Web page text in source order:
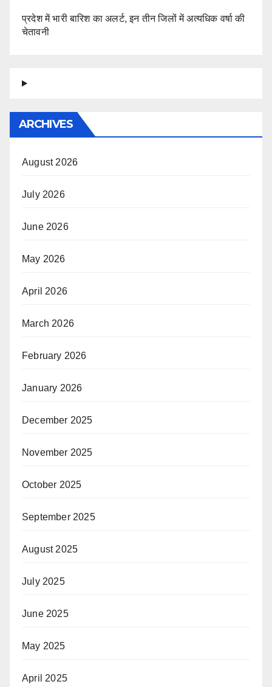
प्रदेश में भारी बारिश का अलर्ट, इन तीन जिलों में अत्यधिक वर्षा की
चेतावनी
ARCHIVES
August 2026
July 2026
June 2026
May 2026
April 2026
March 2026
February 2026
January 2026
December 2025
November 2025
October 2025
September 2025
August 2025
July 2025
June 2025
May 2025
April 2025